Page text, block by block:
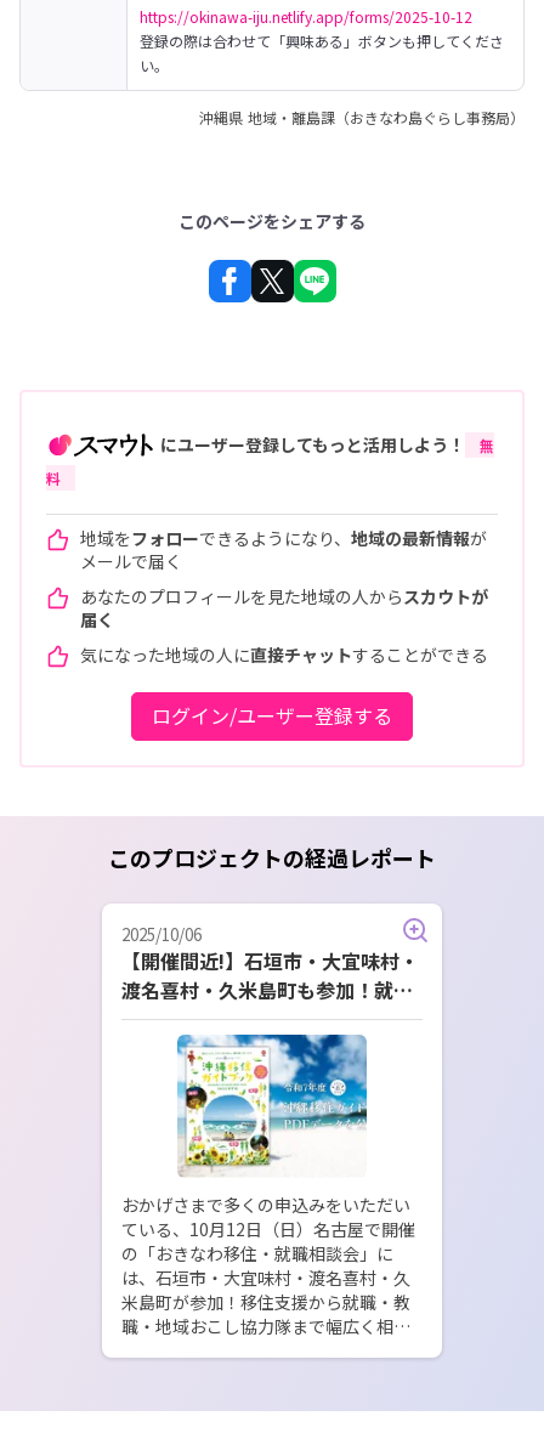
https://okinawa-iju.netlify.app/forms/2025-10-12
登録の際は合わせて「興味ある」ボタンも押してくださ
い。
沖縄県 地域・離島課（おきなわ島ぐらし事務局）
このページをシェアする
にユーザー登録してもっと活用しよう！
無
料
地域をフォローできるようになり、 地域の最新情報が
メールで届く
あなたのプロフィールを見た地域の人から スカウトが
届く
気になった地域の人に直接チャットすることができる
ログイン/ユーザー登録する
このプロジェクトの経過レポート
2025/10/06
【開催間近!】石垣市・大宜味村・
渡名喜村・久米島町も参加！就職
相談もOK
おかげさまで多くの申込みをいただい
ている、10月12日（日）名古屋で開催
の「おきなわ移住・就職相談会」に
は、石垣市・大宜味村・渡名喜村・久
米島町が参加！移住支援から就職・教
職・地域おこし協力隊まで幅広く相談